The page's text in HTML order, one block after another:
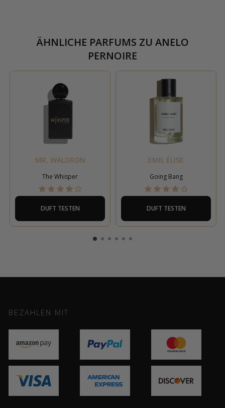
ÄHNLICHE PARFUMS ZU ANELO
PERNOIRE
MR. WALDRON
The Whisper
DUFT TESTEN
EMIL ÉLISE
Going Bang
DUFT TESTEN
BEZAHLEN MIT